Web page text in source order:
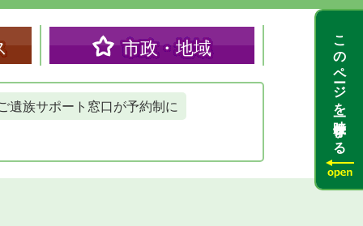
市政・地域
遺族サポート窓口が予約制に このページを一時保存する